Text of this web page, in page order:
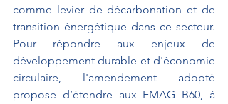
comme levier de décarbonation et de
transition énergétique dans ce secteur.
Pour répondre aux enjeux de
développement durable et d'économie
circulaire, l'amendement adopté
propose d’étendre aux EMAG B60, à